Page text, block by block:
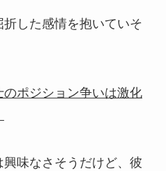
した感情を抱いていそ
ポジション争いは激化
味なさそうだけど、彼